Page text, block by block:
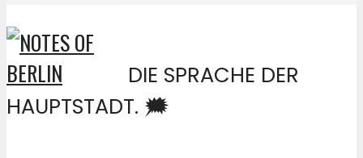
DIE SPRACHE DER
HAUPTSTADT. 🗯️